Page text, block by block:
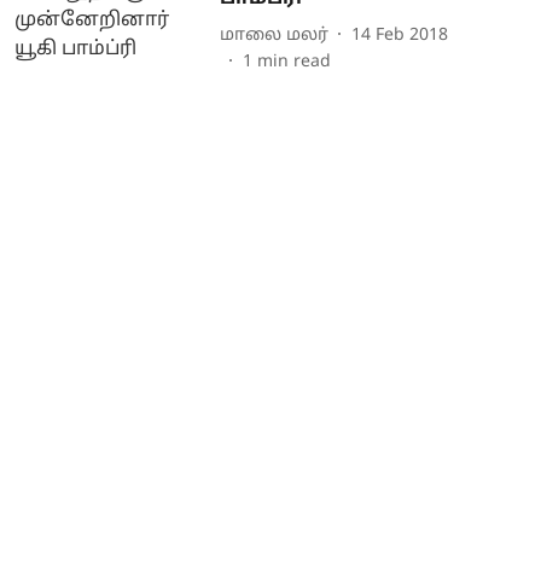
மாலை மலர்
14 Feb 2018
1 min read